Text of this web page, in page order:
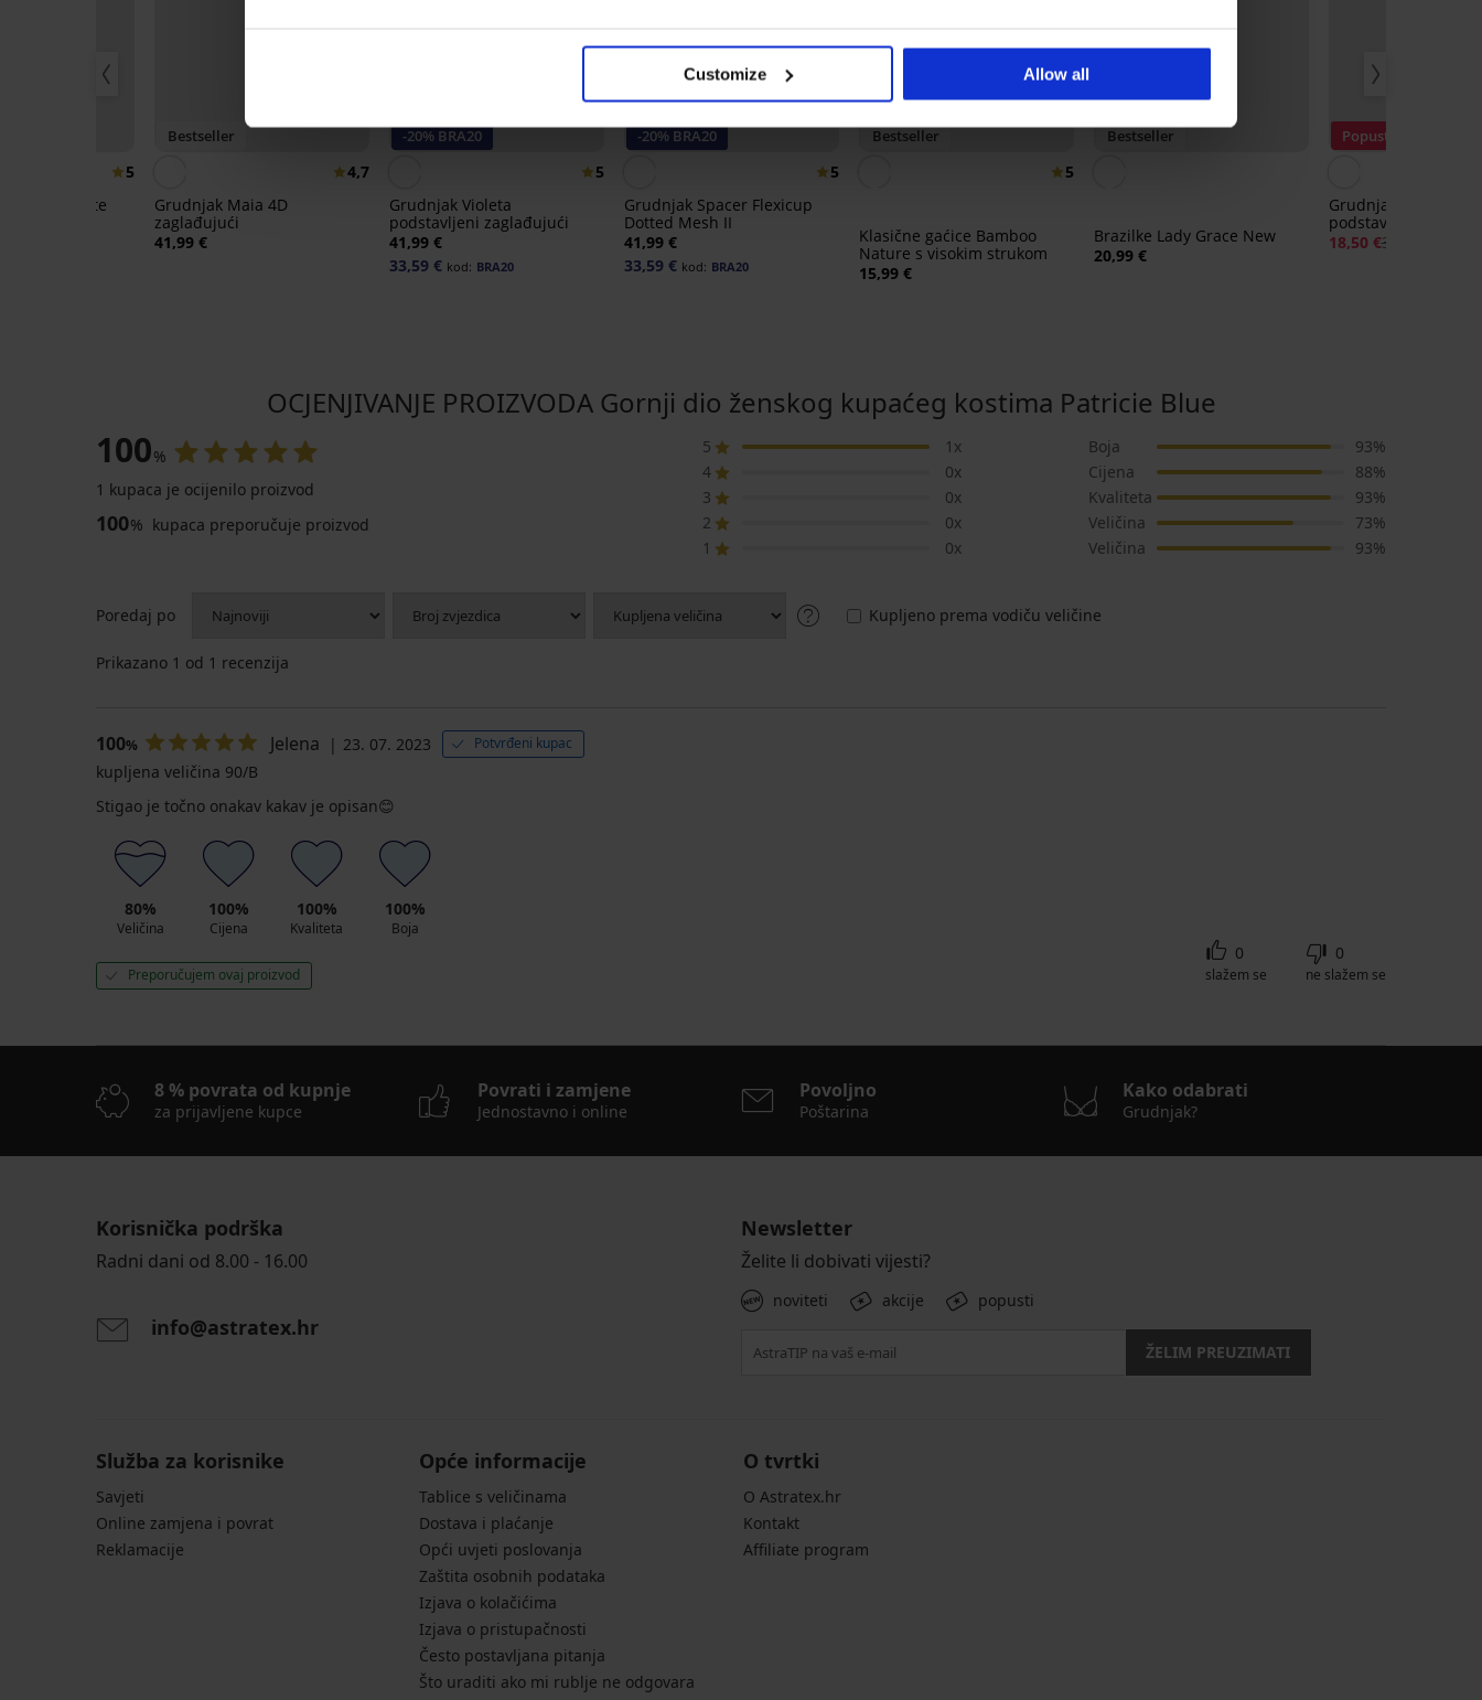
Customize Allow all
5
Delicate
Bestseller
4,7
Grudnjak Maia 4D
zaglađujući
41,99 €
-20% BRA20
5
Grudnjak Violeta
podstavljeni zaglađujući
41,99 €
33,59 € kod: BRA20
-20% BRA20
5
Grudnjak Spacer Flexicup
Dotted Mesh II
41,99 €
33,59 € kod: BRA20
3+1 GRATIS
Bestseller
5
Klasične gaćice Bamboo
Nature s visokim strukom
15,99 €
3+1 GRATIS
Bestseller
Brazilke Lady Grace New
20,99 €
Popust -50%
Grudnjak Soft Lace II
podstavljeni bez žica
18,50 €36,99 €
OCJENJIVANJE PROIZVODA Gornji dio ženskog kupaćeg kostima Patricie Blue
100%
1 kupaca je ocijenilo proizvod
100% kupaca preporučuje proizvod
5
1x
4
0x
3
0x
2
0x
1
0x
Boja
93%
Cijena
88%
Kvaliteta
93%
Veličina
73%
Veličina
93%
Poredaj po Kupljeno prema vodiču veličine
Prikazano 1 od 1 recenzija
100% Jelena 23. 07. 2023 Potvrđeni kupac
kupljena veličina 90/B
Stigao je točno onakav kakav je opisan😊
80%
Veličina
100%
Cijena
100%
Kvaliteta
100%
Boja
Preporučujem ovaj proizvod
0
slažem se
0
ne slažem se
8 % povrata od kupnje
za prijavljene kupce
Povrati i zamjene
Jednostavno i online
Povoljno
Poštarina
Kako odabrati
Grudnjak?
Korisnička podrška
Radni dani od 8.00 - 16.00
info@astratex.hr
Newsletter
Želite li dobivati vijesti?
noviteti akcije popusti
ŽELIM PREUZIMATI
Služba za korisnike
Savjeti
Online zamjena i povrat
Reklamacije
Opće informacije
Tablice s veličinama
Dostava i plaćanje
Opći uvjeti poslovanja
Zaštita osobnih podataka
Izjava o kolačićima
Izjava o pristupačnosti
Često postavljana pitanja
Što uraditi ako mi rublje ne odgovara
O tvrtki
O Astratex.hr
Kontakt
Affiliate program